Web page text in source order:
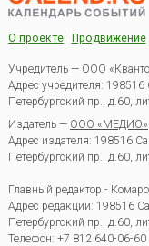
О проекте Продвижение
Учредитель — ООО
Адрес учредителя: 198516
Петербургский пр., д.60,
Издатель — ООО «МЕДИО»
Адрес издателя: 198516
Петербургский пр., д.60,
Главный редактор -
Адрес редакции: 198516
Петербургский пр., д.60,
Телефон: +7 812 640-06-60